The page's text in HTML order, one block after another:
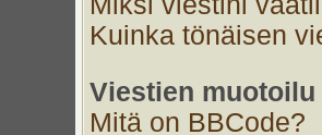
Kuinka tönäisen
Viestien
Mitä on BBCode?